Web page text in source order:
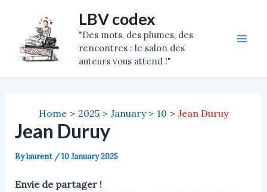
content
LBV codex
"Des mots, des plumes, des
rencontres : le salon des
auteurs vous attend !"
Home 2025 January 10 Jean Duruy
Jean Duruy
Bylaurent /10 January 2025
Envie de partager !
navigation